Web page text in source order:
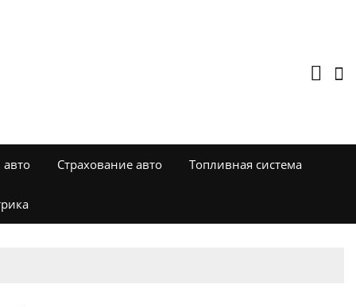
Страхование авто Топливная система